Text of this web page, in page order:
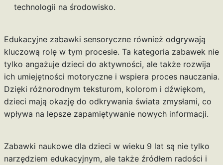
technologii na środowisko.
Edukacyjne zabawki sensoryczne również odgrywają
kluczową rolę w tym procesie. Ta kategoria zabawek nie
tylko angażuje dzieci do aktywności, ale także rozwija
ich umiejętności motoryczne i wspiera proces nauczania.
Dzięki różnorodnym teksturom, kolorom i dźwiękom,
dzieci mają okazję do odkrywania świata zmysłami, co
wpływa na lepsze zapamiętywanie nowych informacji.
Zabawki naukowe dla dzieci w wieku 9 lat są nie tylko
narzędziem edukacyjnym, ale także źródłem radości i